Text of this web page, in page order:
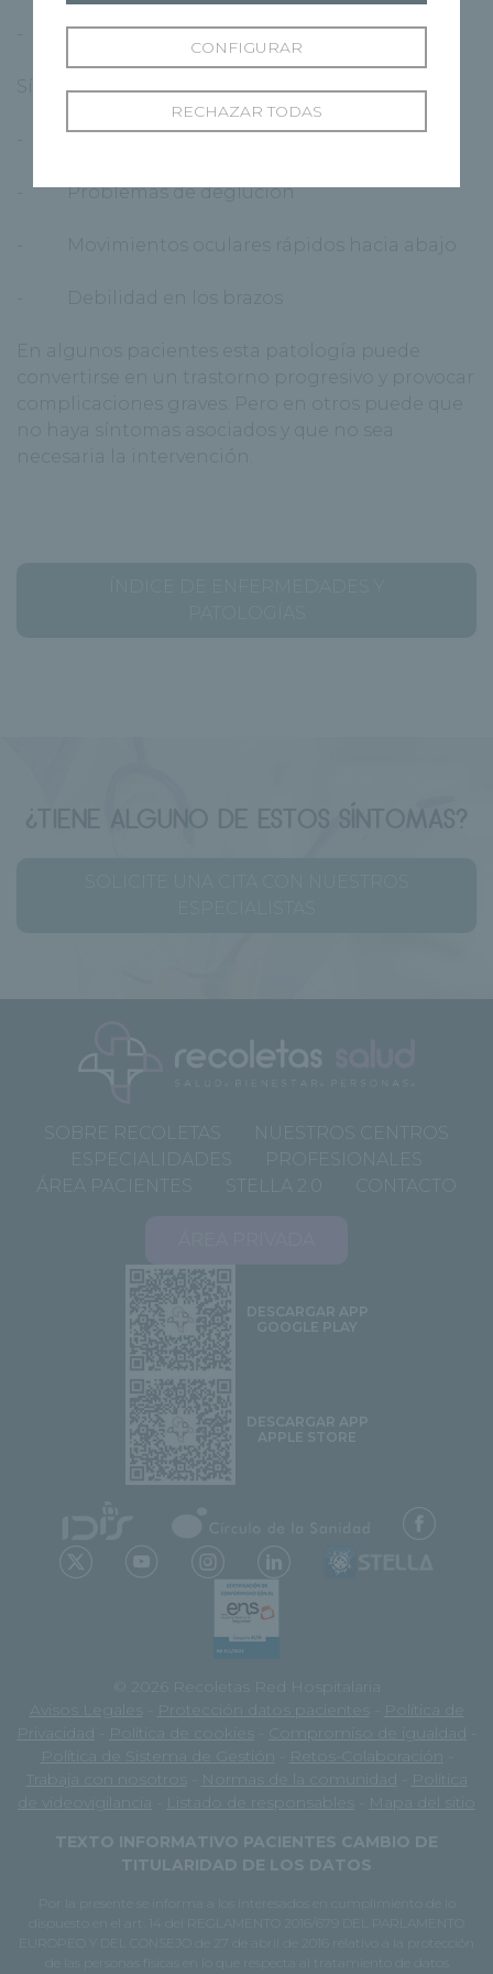
- Problemas respiratorios
Síntomas tipo II:
- Cambios en el patrón respiratorio
- Problemas de deglución
- Movimientos oculares rápidos hacia abajo
- Debilidad en los brazos
En algunos pacientes esta patología puede
convertirse en un trastorno progresivo y provocar
complicaciones graves. Pero en otros puede que
no haya síntomas asociados y que no sea
necesaria la intervención.
SOBRE RECOLETAS
NUESTROS CENTROS
ESPECIALIDADES
PROFESIONALES
ÁREA PACIENTES
STELLA 2.0 CONTACTO
DESCARGAR APP
GOOGLE PLAY
DESCARGAR APP
APPLE STORE
© 2026 Recoletas Red Hospitalaria
Avisos Legales
Protección datos pacientes
Política de
Privacidad
Política de cookies Compromiso de igualdad
Política de Sistema de Gestión
Retos-Colaboración
Trabaja con nosotros
Normas de la comunidad
Política
de videovigilancia
Listado de responsables
Mapa del sitio
TEXTO INFORMATIVO PACIENTES CAMBIO DE
TITULARIDAD DE LOS DATOS
Por la presente se informa a los interesados en cumplimiento de lo
dispuesto en el art. 14 del REGLAMENTO 2016/679 DEL PARLAMENTO
EUROPEO Y DEL CONSEJO de 27 de abril de 2016 relativo a la protección
de las personas físicas en lo que respecta al tratamiento de datos
RECHAZAR TODAS
CONFIGURAR